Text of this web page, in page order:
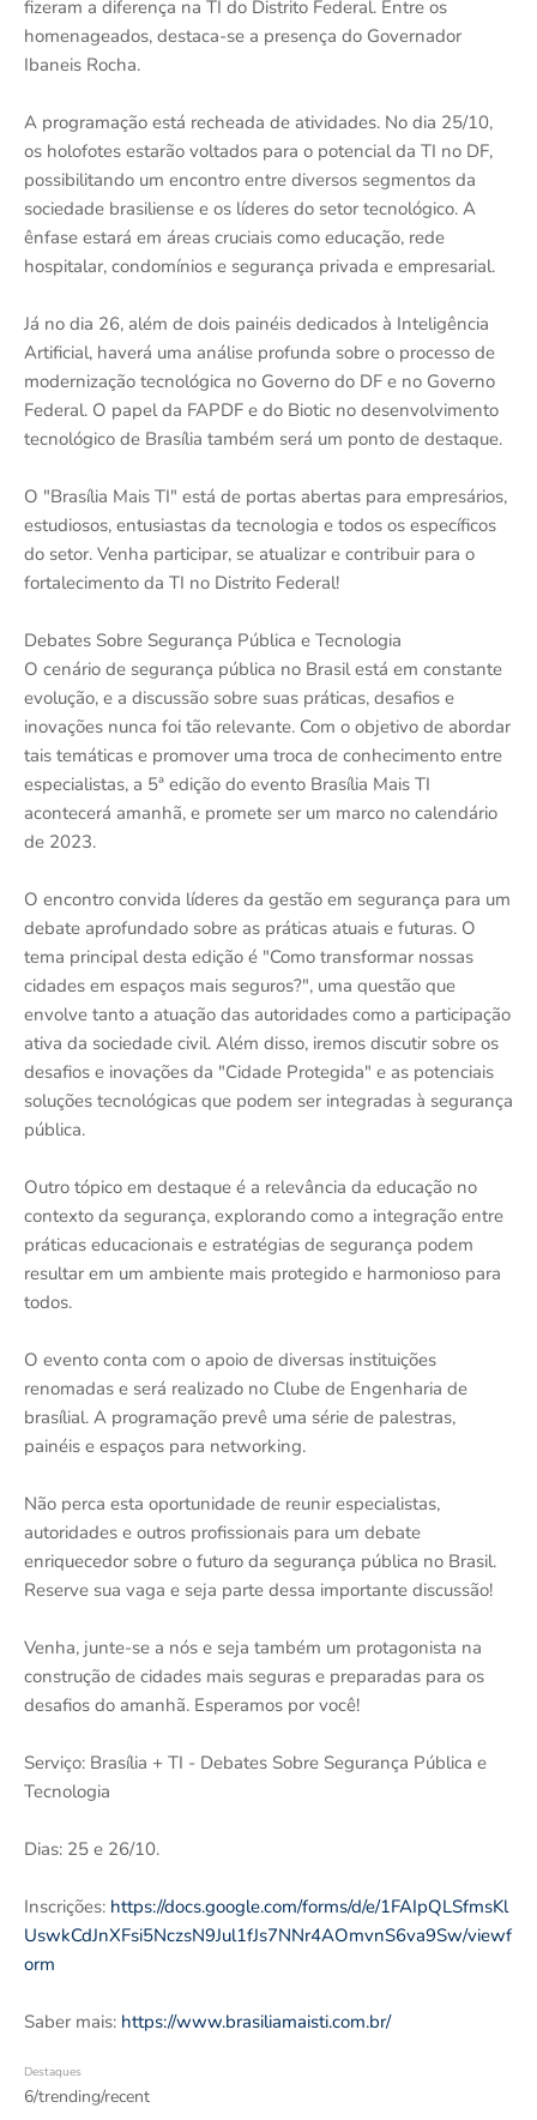
fizeram a diferença na TI do Distrito Federal. Entre os
homenageados, destaca-se a presença do Governador
Ibaneis Rocha.
A programação está recheada de atividades. No dia 25/10,
os holofotes estarão voltados para o potencial da TI no DF,
possibilitando um encontro entre diversos segmentos da
sociedade brasiliense e os líderes do setor tecnológico. A
ênfase estará em áreas cruciais como educação, rede
hospitalar, condomínios e segurança privada e empresarial.
Já no dia 26, além de dois painéis dedicados à Inteligência
Artificial, haverá uma análise profunda sobre o processo de
modernização tecnológica no Governo do DF e no Governo
Federal. O papel da FAPDF e do Biotic no desenvolvimento
tecnológico de Brasília também será um ponto de destaque.
O "Brasília Mais TI" está de portas abertas para empresários,
estudiosos, entusiastas da tecnologia e todos os específicos
do setor. Venha participar, se atualizar e contribuir para o
fortalecimento da TI no Distrito Federal!
Debates Sobre Segurança Pública e Tecnologia
O cenário de segurança pública no Brasil está em constante
evolução, e a discussão sobre suas práticas, desafios e
inovações nunca foi tão relevante. Com o objetivo de abordar
tais temáticas e promover uma troca de conhecimento entre
especialistas, a 5ª edição do evento Brasília Mais TI
acontecerá amanhã, e promete ser um marco no calendário
de 2023.
O encontro convida líderes da gestão em segurança para um
debate aprofundado sobre as práticas atuais e futuras. O
tema principal desta edição é "Como transformar nossas
cidades em espaços mais seguros?", uma questão que
envolve tanto a atuação das autoridades como a participação
ativa da sociedade civil. Além disso, iremos discutir sobre os
desafios e inovações da "Cidade Protegida" e as potenciais
soluções tecnológicas que podem ser integradas à segurança
pública.
Outro tópico em destaque é a relevância da educação no
contexto da segurança, explorando como a integração entre
práticas educacionais e estratégias de segurança podem
resultar em um ambiente mais protegido e harmonioso para
todos.
O evento conta com o apoio de diversas instituições
renomadas e será realizado no Clube de Engenharia de
brasílial. A programação prevê uma série de palestras,
painéis e espaços para networking.
Não perca esta oportunidade de reunir especialistas,
autoridades e outros profissionais para um debate
enriquecedor sobre o futuro da segurança pública no Brasil.
Reserve sua vaga e seja parte dessa importante discussão!
Venha, junte-se a nós e seja também um protagonista na
construção de cidades mais seguras e preparadas para os
desafios do amanhã. Esperamos por você!
Serviço: Brasília + TI - Debates Sobre Segurança Pública e
Tecnologia
Dias: 25 e 26/10.
Inscrições: https://docs.google.com/forms/d/e/1FAIpQLSfmsKl
UswkCdJnXFsi5NczsN9Jul1fJs7NNr4AOmvnS6va9Sw/viewf
orm
Saber mais: https://www.brasiliamaisti.com.br/
Destaques
6/trending/recent